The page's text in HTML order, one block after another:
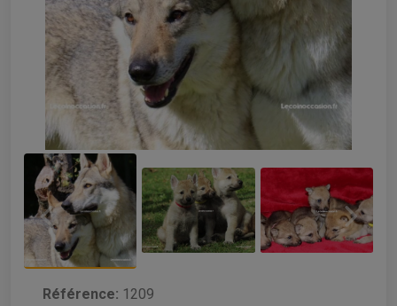
Référence: 1209